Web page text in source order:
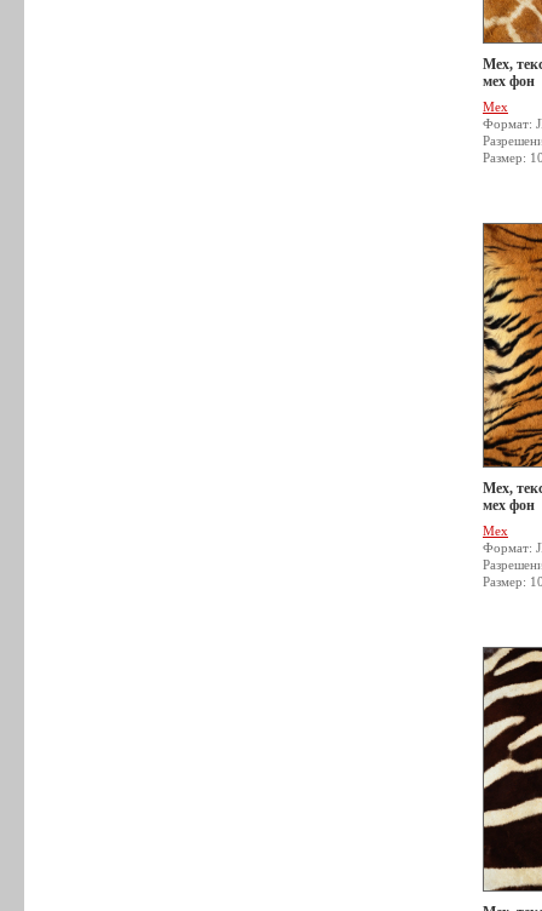
Мех,
мех фон
Мех
Формат:
Размер:
Мех,
мех фон
Мех
Формат:
Размер: